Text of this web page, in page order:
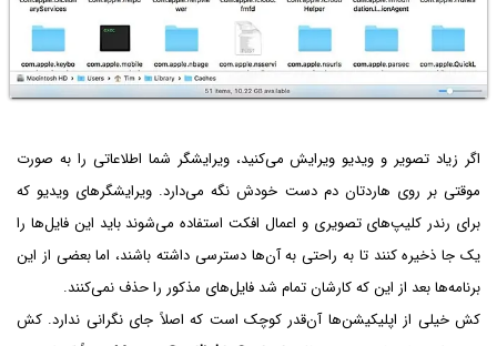
اگر زیاد تصویر و ویدیو ویرایش می‌کنید، ویرایشگر شما اطلاعاتی را به صورت
موقتی بر روی هاردتان دم دست خودش نگه می‌دارد. ویرایشگرهای ویدیو که
برای رندر کلیپ‌های تصویری و اعمال افکت استفاده می‌شوند باید این فایل‌ها را
یک جا ذخیره کنند تا به راحتی به آن‌ها دسترسی داشته باشند، اما بعضی از این
برنامه‌ها بعد از این که کارشان تمام شد فایل‌های مذکور را حذف نمی‌کنند.
کش خیلی از اپلیکیشن‌ها آن‌قدر کوچک است که اصلاً جای نگرانی ندارد. کش